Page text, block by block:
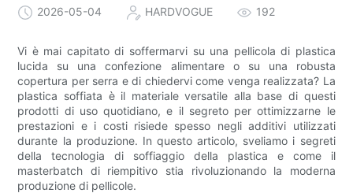
2026-05-04 HARDVOGUE 192
Vi è mai capitato di soffermarvi su una pellicola di plastica
lucida su una confezione alimentare o su una robusta
copertura per serra e di chiedervi come venga realizzata? La
plastica soffiata è il materiale versatile alla base di questi
prodotti di uso quotidiano, e il segreto per ottimizzarne le
prestazioni e i costi risiede spesso negli additivi utilizzati
durante la produzione. In questo articolo, sveliamo i segreti
della tecnologia di soffiaggio della plastica e come il
masterbatch di riempitivo stia rivoluzionando la moderna
produzione di pellicole.